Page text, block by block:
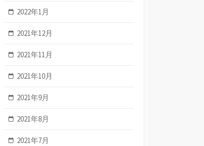
2022年1月
2021年12月
2021年11月
2021年10月
2021年9月
2021年8月
2021年7月